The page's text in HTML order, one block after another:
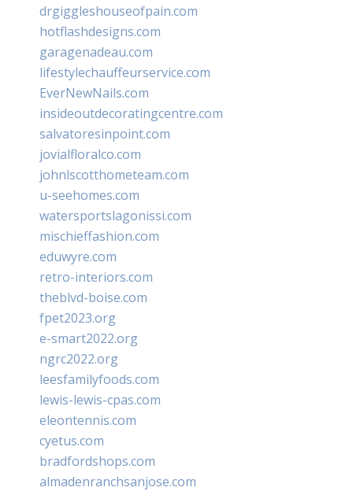
drgiggleshouseofpain.com
hotflashdesigns.com
garagenadeau.com
lifestylechauffeurservice.com
EverNewNails.com
insideoutdecoratingcentre.com
salvatoresinpoint.com
jovialfloralco.com
johnlscotthometeam.com
u-seehomes.com
watersportslagonissi.com
mischieffashion.com
eduwyre.com
retro-interiors.com
theblvd-boise.com
fpet2023.org
e-smart2022.org
ngrc2022.org
leesfamilyfoods.com
lewis-lewis-cpas.com
eleontennis.com
cyetus.com
bradfordshops.com
almadenranchsanjose.com